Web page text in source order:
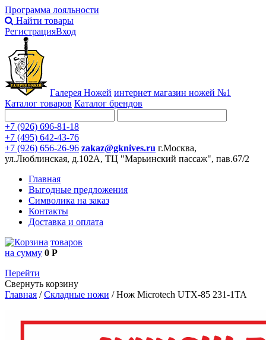
Программа лояльности
Найти товары
РегистрацияВход
Галерея Ножей интернет магазин ножей №1
Каталог товаров Каталог брендов
+7 (926) 696-81-18
+7 (495) 642-43-76
+7 (926) 656-26-96 zakaz@gknives.ru г.Москва,
ул.Люблинская, д.102А, ТЦ "Марьинский пассаж", пав.67/2
Главная
Выгодные предложения
Символика на заказ
Контакты
Доставка и оплата
товаров
на сумму 0 Р
Перейти
Свернуть корзину
Главная /Складные ножи /Нож Microtech UTX-85 231-1TA